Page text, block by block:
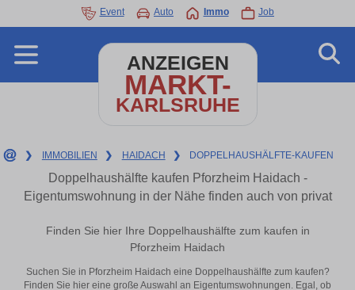
Event Auto Immo Job
ANZEIGEN
MARKT-
KARLSRUHE
❯ IMMOBILIEN ❯ HAIDACH ❯ DOPPELHAUSHÄLFTE-KAUFEN
Doppelhaushälfte kaufen Pforzheim Haidach -
Eigentumswohnung in der Nähe finden auch von privat
Finden Sie hier Ihre Doppelhaushälfte zum kaufen in
Pforzheim Haidach
Suchen Sie in Pforzheim Haidach eine Doppelhaushälfte zum kaufen?
Finden Sie hier eine große Auswahl an Eigentumswohnungen. Egal, ob